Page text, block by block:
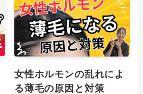
女性ホルモンの乱れによ
る薄毛の原因と対策